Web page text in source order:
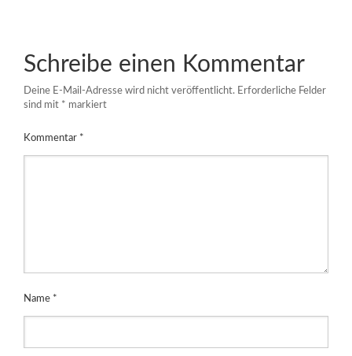
Schreibe einen Kommentar
Deine E-Mail-Adresse wird nicht veröffentlicht. Erforderliche Felder
sind mit * markiert
Kommentar *
Name *